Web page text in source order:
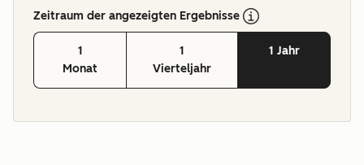
Zeitraum der angezeigten Ergebnisse
1
Monat
1
Vierteljahr
1 Jahr